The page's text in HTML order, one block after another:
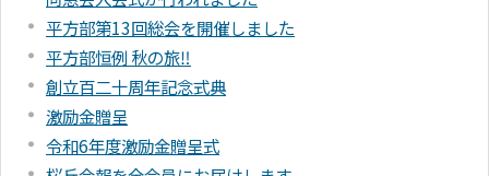
平方部第13回総会を開催しました
平方部恒例 秋の旅‼
創立百二十周年記念式典
激励金贈呈
令和6年度激励金贈呈式